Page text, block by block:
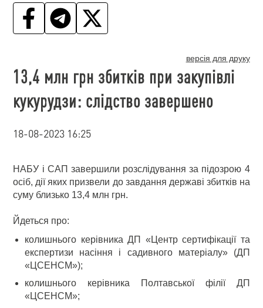
версія для друку
13,4 млн грн збитків при закупівлі
кукурудзи: слідство завершено
18-08-2023 16:25
НАБУ і САП завершили розслідування за підозрою 4
осіб, дії яких призвели до завдання державі збитків на
суму близько 13,4 млн грн.
Йдеться про:
колишнього керівника ДП «Центр сертифікації та
експертизи насіння і садивного матеріалу» (ДП
«ЦСЕНСМ»);
колишнього керівника Полтавської філії ДП
«ЦСЕНСМ»;